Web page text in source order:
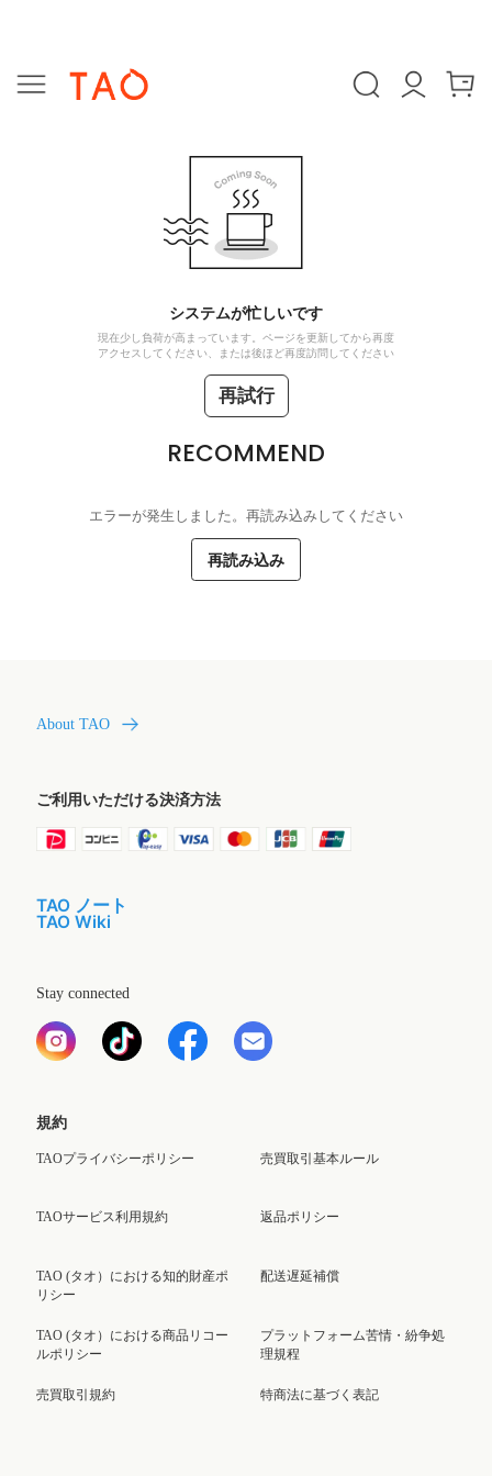
システムが忙しいです
現在少し負荷が高まっています。ページを更新してから再度
アクセスしてください、または後ほど再度訪問してください
再試行
RECOMMEND
エラーが発生しました。再読み込みしてください
再読み込み
About TAO
ご利用いただける決済方法
TAO ノート
TAO Wiki
Stay connected
規約
TAOプライバシーポリシー
TAOサービス利用規約
TAO (タオ）における知的財産ポ
リシー
TAO (タオ）における商品リコー
ルポリシー
売買取引規約
売買取引基本ルール
返品ポリシー
配送遅延補償
プラットフォーム苦情・紛争処
理規程
特商法に基づく表記